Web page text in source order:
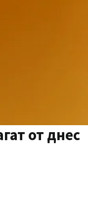
от днес